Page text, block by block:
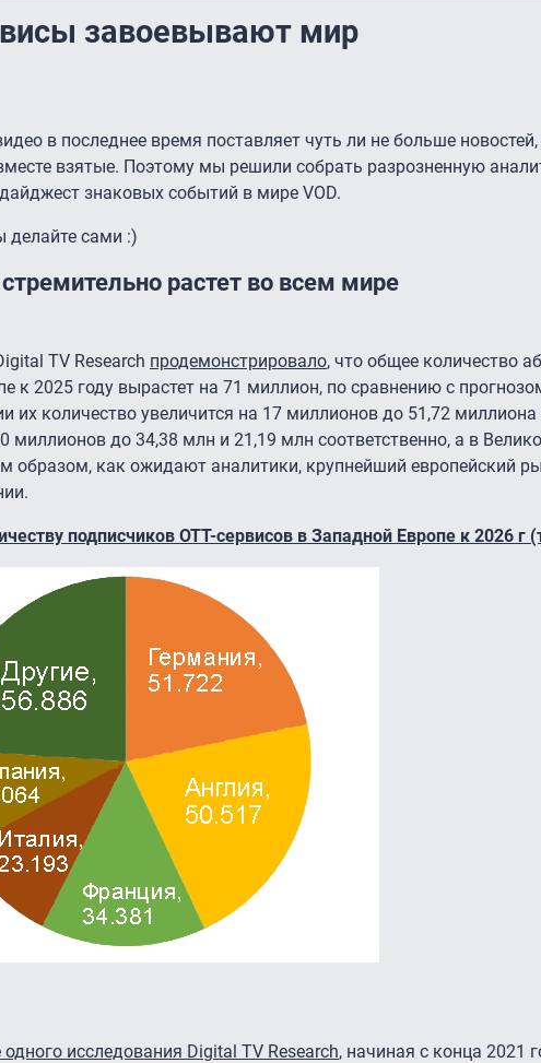
завоевывают мир
в последнее время поставляет чуть ли не больше
взятые. Поэтому мы решили собрать разрозненную
знаковых событий в мире VOD.
делайте сами :)
растет во всем мире
TV Research продемонстрировало, что общее количество
к 2025 году вырастет на 71 миллион, по сравнению с
их количество увеличится на 17 миллионов до 51,72
миллионов до 34,38 млн и 21,19 млн соответственно, а в
образом, как ожидают аналитики, крупнейший европейский
подписчиков ОТТ-сервисов в Западной Европе к 2026 г
исследования Digital TV Research, начиная с конца 2021